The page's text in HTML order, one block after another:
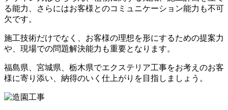
る能力、さらにはお客様とのコミュニケーション能力も不可
欠です。
施工技術だけでなく、お客様の理想を形にするための提案力
や、現場での問題解決能力も重要となります。
福島県、宮城県、栃木県でエクステリア工事をお考えのお客
様に寄り添い、納得のいく仕上がりを目指しましょう。